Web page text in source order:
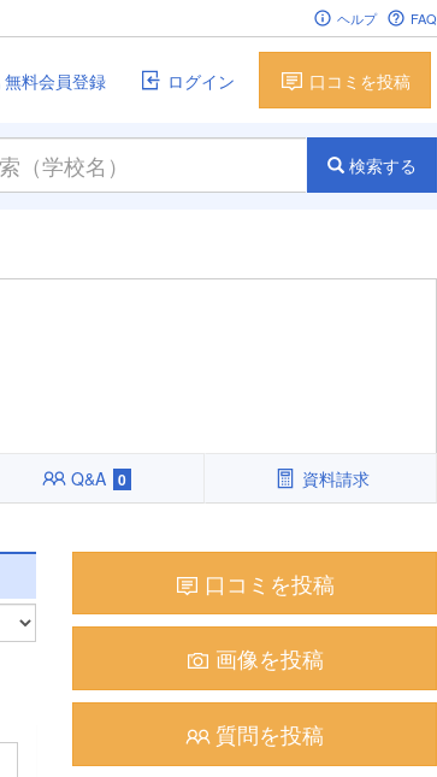
ヘルプ FAQ
無料会員登録 ログイン 口コミを投稿
検索する
Q&A 0 資料請求
口コミを投稿
画像を投稿
質問を投稿